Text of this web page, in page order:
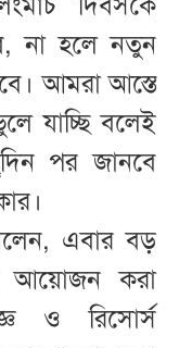
না হলে নতুন
আমরা আস্তে
যাচ্ছি বলেই
পর জানবে
বলেন, এবার বড়
আয়োজন করা
ও রিসোর্স